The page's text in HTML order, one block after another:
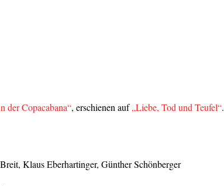
der Copacabana“, erschienen auf„Liebe, Tod und Teufel“.
Klaus Eberhartinger, Günther Schönberger